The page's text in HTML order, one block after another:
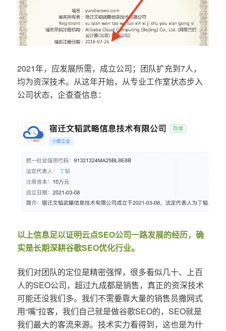
2021年，应发展所需，成立公司；团队扩充到7人，
均为资深技术。从这年开始，从专业工作室状态步入
公司状态，企查查信息：
以上信息足以证明云点SEO公司一路发展的经历，确
实是长期深耕谷歌SEO优化行业。
我们对团队的定位是精密强悍，很多看似几十、上百
人的SEO公司，超过九成都是销售，真正的资深技术
可能还没我们多。我们不需要靠大量的销售员撒网式
用“嘴”拉客，我们自己就是做谷歌SEO的，SEO就是
我们最大的客流来源。技术实力看得到，这也是为什